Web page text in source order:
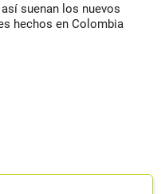
suenan los nuevos
hechos en Colombia